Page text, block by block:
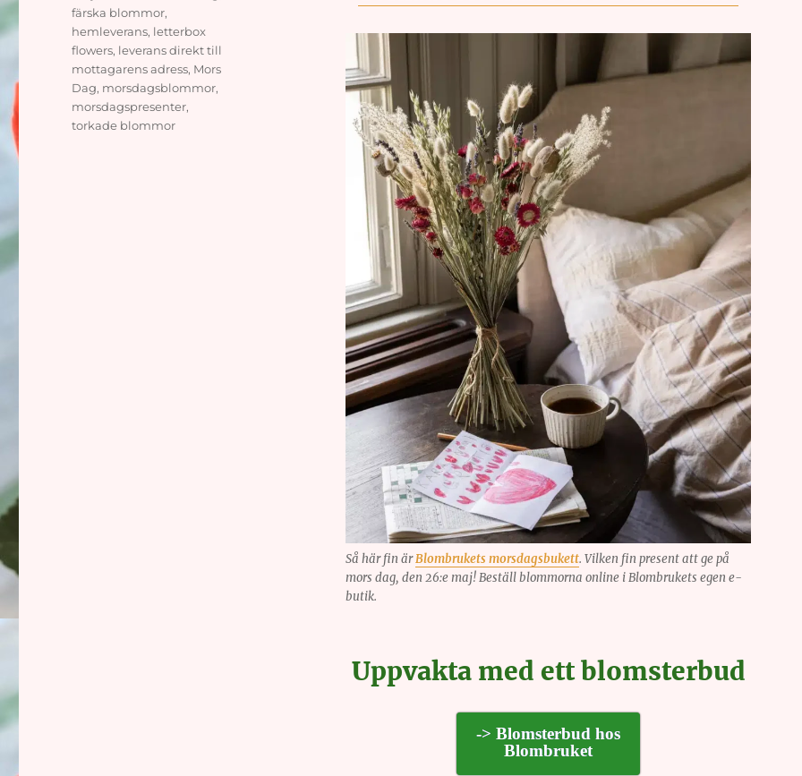
Så här fin ärBlombrukets morsdagsbukett. Vilken fin present att ge på
mors dag, den 26:e maj! Beställ blommorna online i Blombrukets egen e-
butik.
Uppvakta med ett blomsterbud
-> Blomsterbud hos
Blombruket
färska blommor,
hemleverans, letterbox
flowers, leverans direkt till
mottagarens adress, Mors
Dag, morsdagsblommor,
morsdagspresenter,
torkade blommor